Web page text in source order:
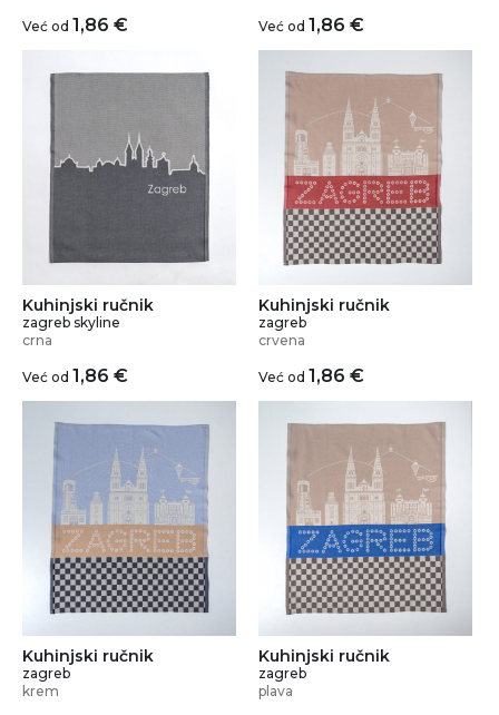
Već od 1,86 € Već od 1,86 €
Kuhinjski ručnik
zagreb skyline
crna
Već od 1,86 €
Kuhinjski ručnik
zagreb
crvena
Već od 1,86 €
Kuhinjski ručnik
zagreb
krem
Kuhinjski ručnik
zagreb
plava